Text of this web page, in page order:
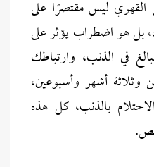
ليس مقتصرًا على
بل هو اضطراب يؤثر على
في الذنب، وارتباطك
وثلاثة أشهر وأسبوعين،
بالذنب، كل هذه